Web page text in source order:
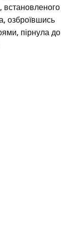
встановленого
озброївшись
пірнула до